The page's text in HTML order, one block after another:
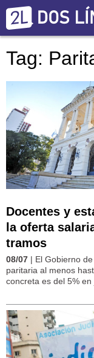
Tag:
Docentes y
la oferta
tramos
08/07 | El Gobierno
paritaria al menos
concreta es del 5% en